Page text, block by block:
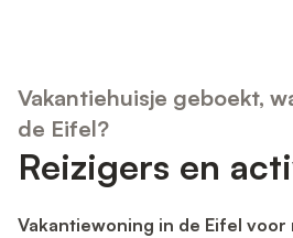
Vakantiehuisje geboekt,
de Eifel?
Reizigers en
Vakantiewoning in de Eifel